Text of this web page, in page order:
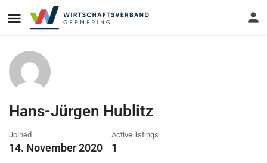
Hans-Jürgen Hublitz
Joined
14. November 2020
Active listings
1